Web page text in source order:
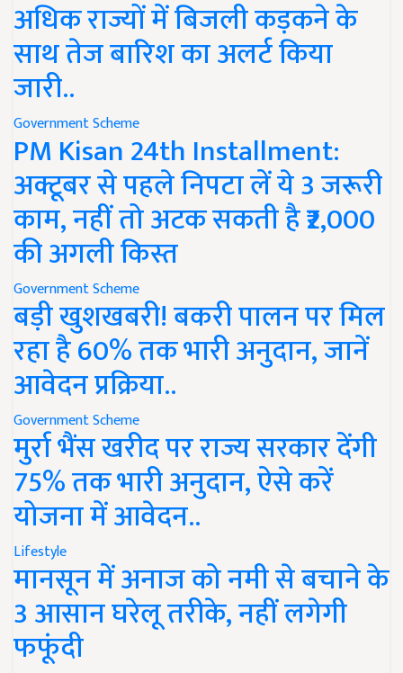
अधिक राज्यों में बिजली कड़कने के
साथ तेज बारिश का अलर्ट किया
जारी..
Government Scheme
PM Kisan 24th Installment:
अक्टूबर से पहले निपटा लें ये 3 जरूरी
काम, नहीं तो अटक सकती है ₹2,000
की अगली किस्त
Government Scheme
बड़ी खुशखबरी! बकरी पालन पर मिल
रहा है 60% तक भारी अनुदान, जानें
आवेदन प्रक्रिया..
Government Scheme
मुर्रा भैंस खरीद पर राज्य सरकार देंगी
75% तक भारी अनुदान, ऐसे करें
योजना में आवेदन..
Lifestyle
मानसून में अनाज को नमी से बचाने के
3 आसान घरेलू तरीके, नहीं लगेगी
फफूंदी